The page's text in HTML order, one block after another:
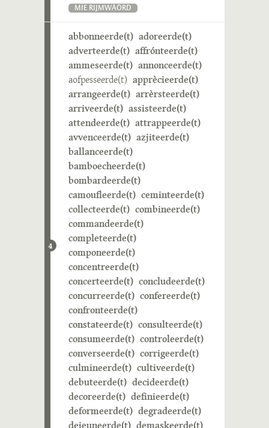
MIE RIJMWÄÖRD
4
abbonneerde(t) adoreerde(t)
adverteerde(t) affrónteerde(t)
ammeseerde(t) annonceerde(t)
aofpesseerde(t) apprècieerde(t)
arrangeerde(t) arrèrsteerde(t)
arriveerde(t) assisteerde(t)
attendeerde(t) attrappeerde(t)
avvenceerde(t) azjiteerde(t)
ballanceerde(t)
bamboecheerde(t)
bombardeerde(t)
camoufleerde(t) ceminteerde(t)
collecteerde(t) combineerde(t)
commandeerde(t)
completeerde(t)
componeerde(t)
concentreerde(t)
concerteerde(t) concludeerde(t)
concurreerde(t) confereerde(t)
confronteerde(t)
constateerde(t) consulteerde(t)
consumeerde(t) controleerde(t)
converseerde(t) corrigeerde(t)
culmineerde(t) cultiveerde(t)
debuteerde(t) decideerde(t)
decoreerde(t) definieerde(t)
deformeerde(t) degradeerde(t)